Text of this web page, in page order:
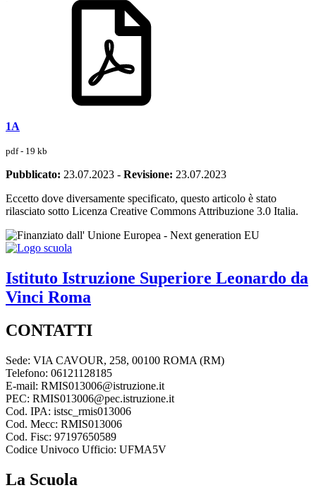
1A
pdf - 19 kb
Pubblicato: 23.07.2023 - Revisione: 23.07.2023
Eccetto dove diversamente specificato, questo articolo è stato
rilasciato sotto Licenza Creative Commons Attribuzione 3.0 Italia.
Istituto Istruzione Superiore Leonardo da
Vinci Roma
CONTATTI
Sede: VIA CAVOUR, 258, 00100 ROMA (RM)
Telefono: 06121128185
E-mail: RMIS013006@istruzione.it
PEC: RMIS013006@pec.istruzione.it
Cod. IPA: istsc_rmis013006
Cod. Mecc: RMIS013006
Cod. Fisc: 97197650589
Codice Univoco Ufficio: UFMA5V
La Scuola